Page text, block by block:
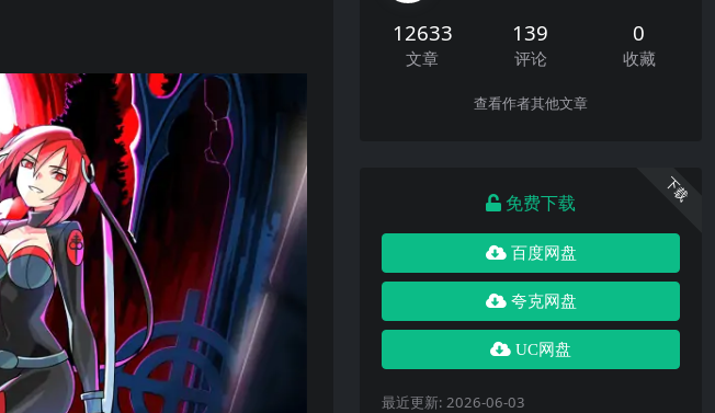
12633
文章
139
评论
0
收藏
查看作者其他文章
下载
免费下载
百度网盘
夸克网盘
UC网盘
最近更新: 2026-06-03